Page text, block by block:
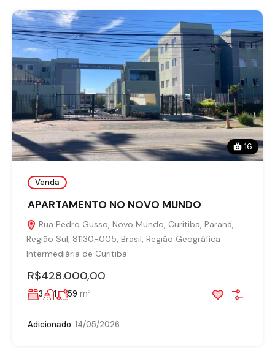
16
Venda
APARTAMENTO NO NOVO MUNDO
Rua Pedro Gusso, Novo Mundo, Curitiba, Paraná,
Região Sul, 81130-005, Brasil, Região Geográfica
Intermediária de Curitiba
R$428.000,00
3 1 59 m²
Adicionado: 14/05/2026